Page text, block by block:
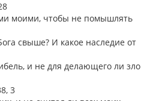
моими, чтобы не помышлять
свыше? И какое наследие от
и не для делающего ли зло
3